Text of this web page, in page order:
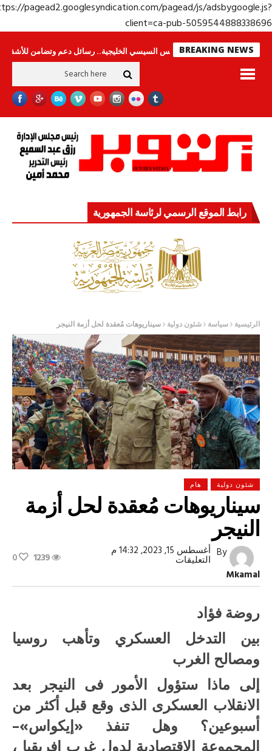
https://pagead2.googlesyndication.com/pagead/js/
client=ca-pub-
BREAKING NEWS
جولة الرئيس السيسي الخليجية.. رسائل دعم وتضامن للأشقاء جهاز
رابط الموقع الرسمي لرئاسة الجمهورية
الرئيسية سياسة شئون دولية سيناريوهات مُعقدة لحل أزمة النيجر
شئون دولية هام
سيناريوهات مُعقدة لحل أزمة
النيجر
By
Mkamal
أغسطس 15, 2023, 14:32 م
التعليقاتعلى
لحل
1239
0
روضة فؤاد
بين التدخل العسكري وتأهب روسيا
ومصالح الغرب
إلى ماذا ستؤول الأمور فى النيجر بعد
الانقلاب العسكرى الذى وقع قبل أكثر من
أسبوعين؟ وهل تنفذ «إيكواس»–
المجموعة الاقتصادية لدول غرب إفريقيا ،